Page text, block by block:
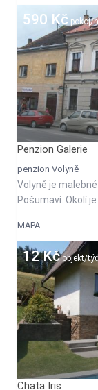
590 Kčpokoj/
Penzion Galerie
penzion Volyně
Volyně je
Pošumaví. Okolí
MAPA
12 Kčobjekt/
Chata Iris